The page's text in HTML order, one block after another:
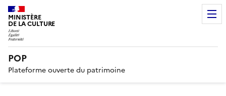
MINISTÈRE
DE LA CULTURE
POP
Plateforme ouverte du patrimoine